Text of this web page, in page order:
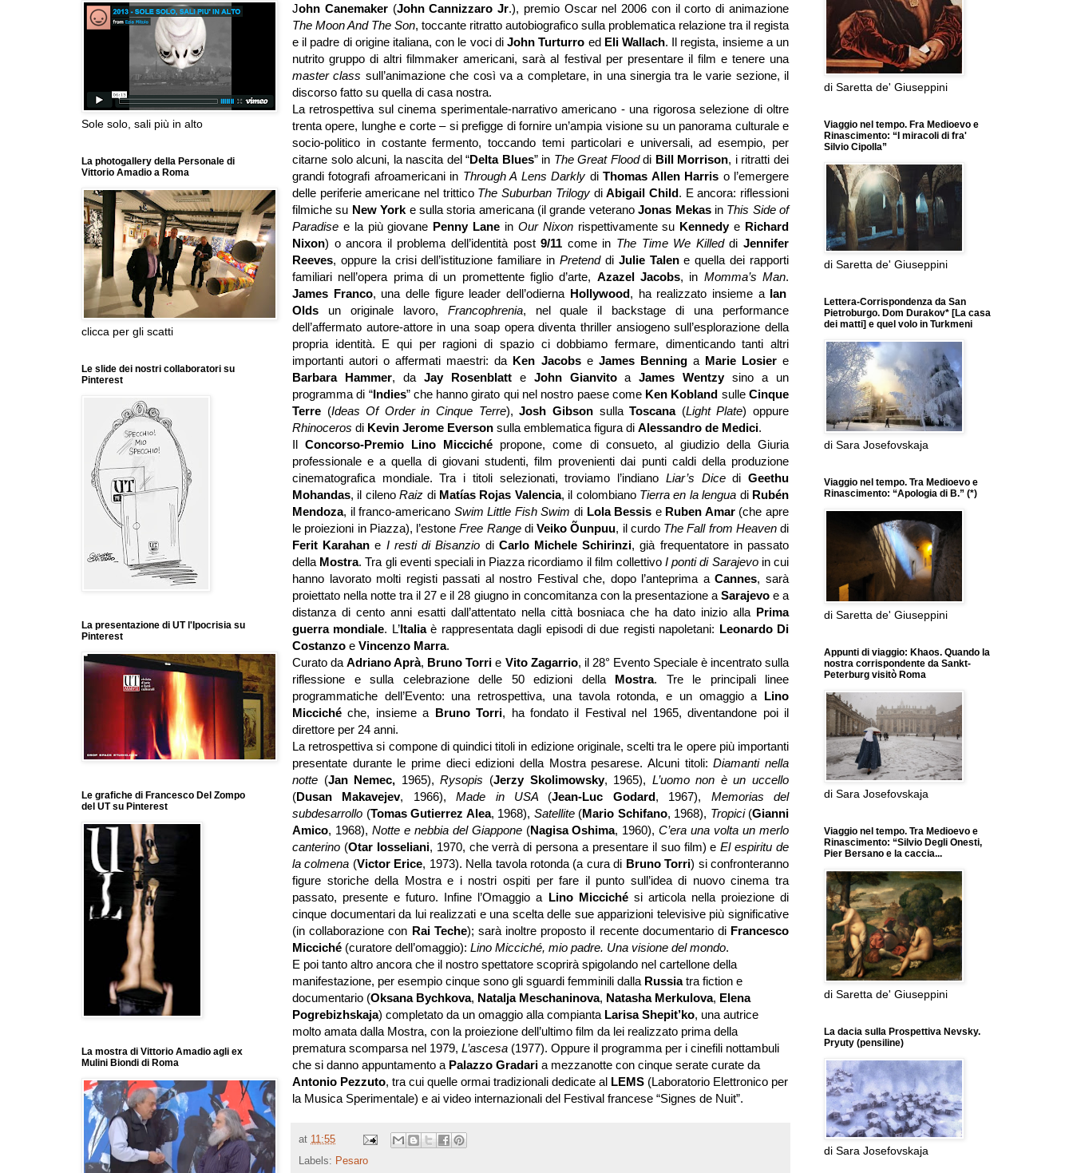
John Canemaker(John Cannizzaro Jr.), premio Oscar nel 2006 con il corto di animazione
The Moon And The Son, toccante ritratto autobiografico sulla problematica relazione tra il regista
e il padre di origine italiana, con le voci diJohn Turturro edEli Wallach. Il regista, insieme a un
nutrito gruppo di altri filmmaker americani, sarà al festival per presentare il film e tenere una
master class sull’animazione che così va a completare, in una sinergia tra le varie sezione, il
discorso fatto su quella di casa nostra.
La retrospettiva sul cinema sperimentale-narrativo americano - una rigorosa selezione di oltre
trenta opere, lunghe e corte – si prefigge di fornire un’ampia visione su un panorama culturale e
socio-politico in costante fermento, toccando temi particolari e universali, ad esempio, per
citarne solo alcuni, la nascita del “Delta Blues” in The Great Flooddi Bill Morrison, i ritratti dei
grandi fotografi afroamericani in Through A Lens Darkly diThomas Allen Harris o l’emergere
delle periferie americane nel trittico The Suburban Trilogy diAbigail Child. E ancora: riflessioni
filmiche su New York e sulla storia americana (il grande veteranoJonas Mekasin This Side of
Paradise e la più giovane Penny Lane in Our Nixon rispettivamente su Kennedye Richard
Nixon) o ancora il problema dell’identità post9/11 come in The Time We KilleddiJennifer
Reeves, oppure la crisi dell’istituzione familiare in Pretend di Julie Talene quella dei rapporti
familiari nell’opera prima di un promettente figlio d’arte, Azazel Jacobs, in Momma’s Man.
James Franco, una delle figure leader dell’odierna Hollywood, ha realizzato insieme a Ian
Olds un originale lavoro, Francophrenia, nel quale il backstage di una performance
dell’affermato autore-attore in una soap opera diventa thriller ansiogeno sull’esplorazione della
propria identità. E qui per ragioni di spazio ci dobbiamo fermare, dimenticando tanti altri
importanti autori o affermati maestri: da Ken Jacobs e James Benninga Marie Losiere
Barbara Hammer, da Jay Rosenblatte John GianvitoaJames Wentzysino a un
programma di “Indies” che hanno girato qui nel nostro paese come Ken Kobland sulleCinque
Terre (Ideas Of Order in Cinque Terre),Josh GibsonsullaToscana (Light Plate) oppure
Rhinoceros di Kevin Jerome Everson sulla emblematica figura di Alessandro de Medici.
IlConcorso-Premio Lino Micciché propone, come di consueto, al giudizio della Giuria
professionale e a quella di giovani studenti, film provenienti dai punti caldi della produzione
cinematografica mondiale. Tra i titoli selezionati, troviamo l’indiano Liar’s DicediGeethu
Mohandas, il cilenoRaiz di Matías Rojas Valencia, il colombiano Tierra en la lengua di Rubén
Mendoza, il franco-americano Swim Little Fish Swimdi Lola Bessis e Ruben Amar(che apre
le proiezioni in Piazza), l’estoneFree Range di Veiko Õunpuu, il curdo The Fall from Heaven di
Ferit Karahan e I resti di Bisanzio diCarlo Michele Schirinzi, già frequentatore in passato
della Mostra. Tra gli eventi speciali in Piazza ricordiamo il film collettivoI ponti di Sarajevo in cui
hanno lavorato molti registi passati al nostro Festival che, dopo l’anteprima aCannes, sarà
proiettato nella notte tra il 27 e il 28 giugno in concomitanza con la presentazione a Sarajevo e a
distanza di cento anni esatti dall’attentato nella città bosniaca che ha dato inizio alla Prima
guerra mondiale. L’Italiaè rappresentata dagli episodi di due registi napoletani: Leonardo Di
Costanzo e Vincenzo Marra.
Curato daAdriano Aprà, Bruno Torri e Vito Zagarrio, il 28° Evento Speciale è incentrato sulla
riflessione e sulla celebrazione delle 50 edizioni della Mostra. Tre le principali linee
programmatiche dell’Evento: una retrospettiva, una tavola rotonda, e un omaggio a Lino
Miccichéche, insieme a Bruno Torri, ha fondato il Festival nel 1965, diventandone poi il
direttore per 24 anni.
La retrospettiva si compone di quindici titoli in edizione originale, scelti tra le opere più importanti
presentate durante le prime dieci edizioni della Mostra pesarese. Alcuni titoli:Diamanti nella
notte (Jan Nemec, 1965),Rysopis (Jerzy Skolimowsky, 1965), L’uomo non è un uccello
(Dusan Makavejev, 1966),Made in USA (Jean-Luc Godard, 1967), Memorias del
subdesarrollo (Tomas Gutierrez Alea, 1968), Satellite (Mario Schifano, 1968), Tropici (Gianni
Amico, 1968), Notte e nebbia del Giappone (Nagisa Oshima, 1960),C’era una volta un merlo
canterino (Otar Iosseliani, 1970, che verrà di persona a presentare il suo film) eEl espiritu de
la colmena (Victor Erice, 1973). Nella tavola rotonda (a cura di Bruno Torri) si confronteranno
figure storiche della Mostra e i nostri ospiti per fare il punto sull’idea di nuovo cinema tra
passato, presente e futuro. Infine l’Omaggio a Lino Miccichési articola nella proiezione di
cinque documentari da lui realizzati e una scelta delle sue apparizioni televisive più significative
(in collaborazione con Rai Teche); sarà inoltre proposto il recente documentario di Francesco
Micciché (curatore dell’omaggio): Lino Micciché, mio padre. Una visione del mondo.
E poi tanto altro ancora che il nostro spettatore scoprirà spigolando nel cartellone della
manifestazione, per esempio cinque sono gli sguardi femminili dalla Russiatra fiction e
documentario (Oksana Bychkova, Natalja Meschaninova, Natasha Merkulova, Elena
Pogrebizhskaja) completato da un omaggio alla compianta Larisa Shepit’ko, una autrice
molto amata dalla Mostra, con la proiezione dell’ultimo film da lei realizzato prima della
prematura scomparsa nel 1979, L’ascesa (1977). Oppure il programma per i cinefili nottambuli
che si danno appuntamento a Palazzo Gradari a mezzanotte con cinque serate curate da
Antonio Pezzuto, tra cui quelle ormai tradizionali dedicate al LEMS (Laboratorio Elettronico per
la Musica Sperimentale) e ai video internazionali del Festival francese “Signes de Nuit”.
at 11:55
Labels: Pesaro
Sole solo, sali più in alto
La photogallery della Personale di
Vittorio Amadio a Roma
clicca per gli scatti
Le slide dei nostri collaboratori su
Pinterest
La presentazione di UT l'Ipocrisia su
Pinterest
Le grafiche di Francesco Del Zompo
del UT su Pinterest
La mostra di Vittorio Amadio agli ex
Mulini Biondi di Roma
di Saretta de' Giuseppini
Viaggio nel tempo. Fra Medioevo e
Rinascimento: “I miracoli di fra'
Silvio Cipolla”
di Saretta de' Giuseppini
Lettera-Corrispondenza da San
Pietroburgo. Dom Durakov* [La casa
dei matti] e quel volo in Turkmeni
di Sara Josefovskaja
Viaggio nel tempo. Tra Medioevo e
Rinascimento: “Apologia di B.” (*)
di Saretta de' Giuseppini
Appunti di viaggio: Khaos. Quando la
nostra corrispondente da Sankt-
Peterburg visitò Roma
di Sara Josefovskaja
Viaggio nel tempo. Tra Medioevo e
Rinascimento: “Silvio Degli Onesti,
Pier Bersano e la caccia...
di Saretta de' Giuseppini
La dacia sulla Prospettiva Nevsky.
Pryuty (pensiline)
di Sara Josefovskaja